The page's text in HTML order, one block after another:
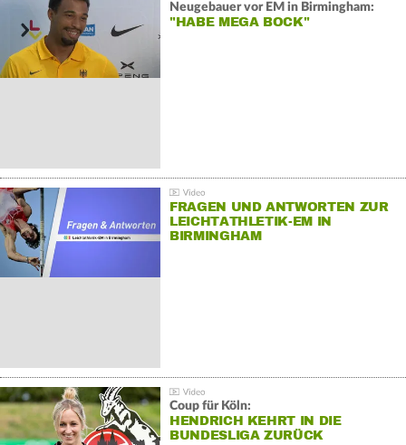
Neugebauer vor EM in Birmingham:
"HABE MEGA BOCK"
FRAGEN UND ANTWORTEN ZUR
LEICHTATHLETIK-EM IN
BIRMINGHAM
Coup für Köln:
HENDRICH KEHRT IN DIE
BUNDESLIGA ZURÜCK